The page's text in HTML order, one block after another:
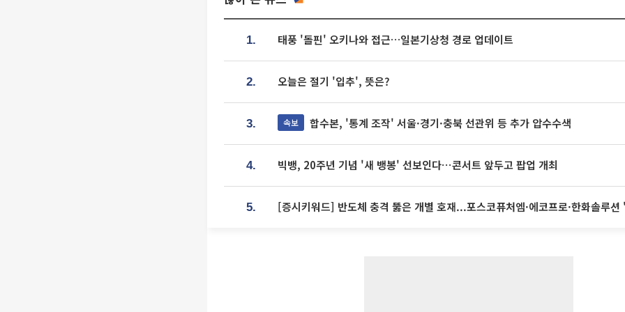
1. 태풍 '돌핀' 오키나와 접근…일본기상청 경로 업데이트
2. 오늘은 절기 '입추', 뜻은?
3. 속보 합수본, '통계 조작' 서울·경기·충북 선관위 등 추가 압수수색
4. 빅뱅, 20주년 기념 '새 뱅봉' 선보인다⋯콘서트 앞두고 팝업 개최
5. [증시키워드] 반도체 충격 뚫은 개별 호재...포스코퓨처엠·에코프로·한화솔루